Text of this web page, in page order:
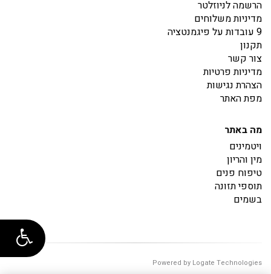
הרשמה לניוזלטר
מדיניות משלוחים
9 עובדות על פיגמנטציה
תקנון
צור קשר
מדיניות פרטיות
הצהרת נגישות
מפת האתר
מה באתר
ויטמינים
מין והריון
טיפוח פנים
תוספי תזונה
בשמים
Powered by Logate Technologies